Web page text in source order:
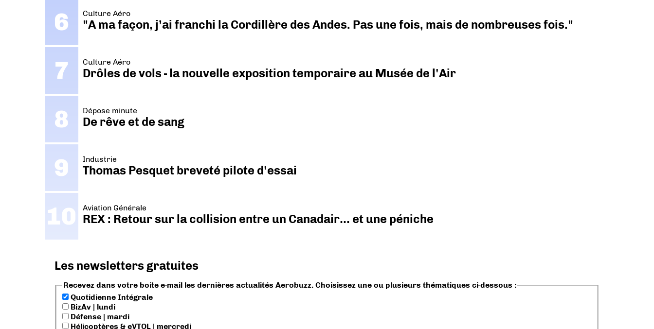
Culture Aéro
"A ma façon, j’ai franchi la Cordillère des Andes. Pas une fois, mais de nombreuses fois."
Culture Aéro
Drôles de vols - la nouvelle exposition temporaire au Musée de l'Air
Dépose minute
De rêve et de sang
Industrie
Thomas Pesquet breveté pilote d'essai
Aviation Générale
REX : Retour sur la collision entre un Canadair… et une péniche
Les newsletters gratuites
Recevez dans votre boite e-mail les dernières actualités Aerobuzz. Choisissez une ou plusieurs thématiques ci-dessous :
Quotidienne Intégrale
BizAv | lundi
Défense | mardi
Hélicoptères & eVTOL | mercredi